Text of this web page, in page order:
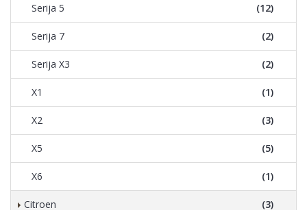
Serija 5 (12)
Serija 7 (2)
Serija X3 (2)
X1 (1)
X2 (3)
X5 (5)
X6 (1)
Citroen (3)